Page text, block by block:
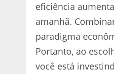
eficiência
amanhã.
paradigma
Portanto, ao
você está